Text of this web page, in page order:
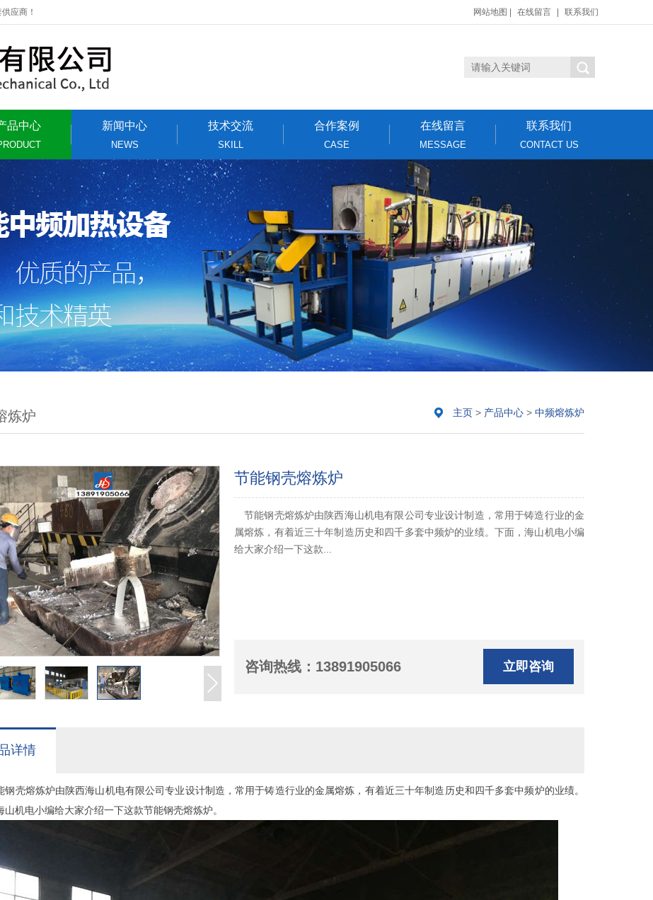
应商！ 网站地图 在线留言 联系我们
品中心 新闻中心
NEWS
技术交流
SKILL
合作案例
CASE
在线留言
MESSAGE
联系我们
CONTACT US
主页 > 产品中心 > 中频熔炼炉
炼炉
节能钢壳熔炼炉
节能钢壳熔炼炉由陕西海山机电有限公司专业设计制造，常用于铸造行业的金
属熔炼，有着近三十年制造历史和四千多套中频炉的业绩。下面，海山机电小编
给大家介绍一下这款...
咨询热线： 13891905066 立即咨询
详情
熔炼炉由陕西海山机电有限公司专业设计制造，常用于铸造行业的金属熔炼，有着近三十年制造历史和四千多套中频炉的业绩。
山机电小编给大家介绍一下这款节能钢壳熔炼炉。